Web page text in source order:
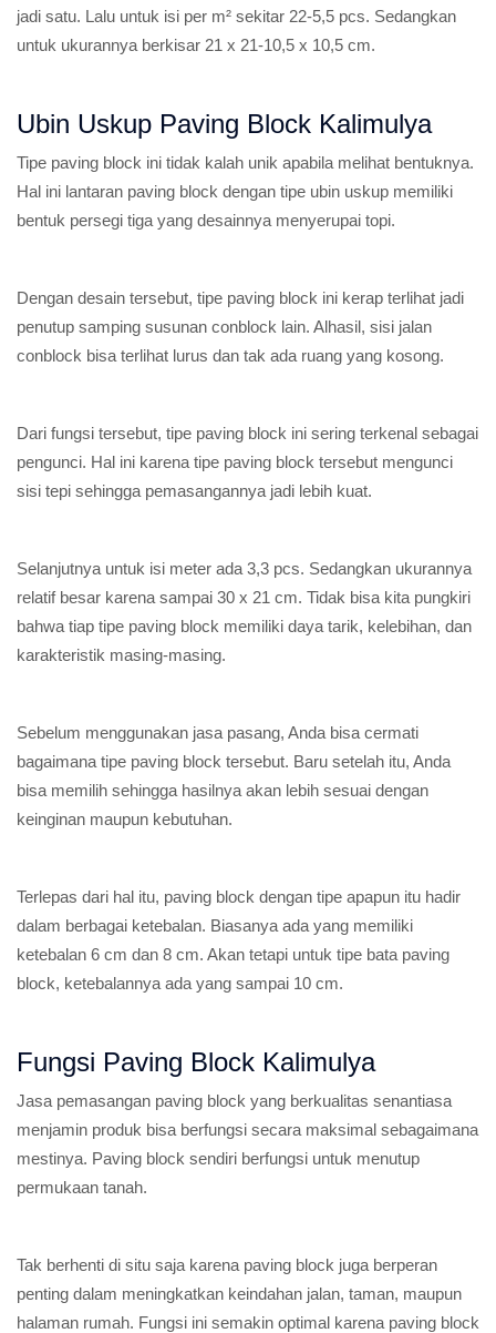
jadi satu. Lalu untuk isi per m² sekitar 22-5,5 pcs. Sedangkan
untuk ukurannya berkisar 21 x 21-10,5 x 10,5 cm.
Ubin Uskup Paving Block Kalimulya
Tipe paving block ini tidak kalah unik apabila melihat bentuknya.
Hal ini lantaran paving block dengan tipe ubin uskup memiliki
bentuk persegi tiga yang desainnya menyerupai topi.
Dengan desain tersebut, tipe paving block ini kerap terlihat jadi
penutup samping susunan conblock lain. Alhasil, sisi jalan
conblock bisa terlihat lurus dan tak ada ruang yang kosong.
Dari fungsi tersebut, tipe paving block ini sering terkenal sebagai
pengunci. Hal ini karena tipe paving block tersebut mengunci
sisi tepi sehingga pemasangannya jadi lebih kuat.
Selanjutnya untuk isi meter ada 3,3 pcs. Sedangkan ukurannya
relatif besar karena sampai 30 x 21 cm. Tidak bisa kita pungkiri
bahwa tiap tipe paving block memiliki daya tarik, kelebihan, dan
karakteristik masing-masing.
Sebelum menggunakan jasa pasang, Anda bisa cermati
bagaimana tipe paving block tersebut. Baru setelah itu, Anda
bisa memilih sehingga hasilnya akan lebih sesuai dengan
keinginan maupun kebutuhan.
Terlepas dari hal itu, paving block dengan tipe apapun itu hadir
dalam berbagai ketebalan. Biasanya ada yang memiliki
ketebalan 6 cm dan 8 cm. Akan tetapi untuk tipe bata paving
block, ketebalannya ada yang sampai 10 cm.
Fungsi Paving Block Kalimulya
Jasa pemasangan paving block yang berkualitas senantiasa
menjamin produk bisa berfungsi secara maksimal sebagaimana
mestinya. Paving block sendiri berfungsi untuk menutup
permukaan tanah.
Tak berhenti di situ saja karena paving block juga berperan
penting dalam meningkatkan keindahan jalan, taman, maupun
halaman rumah. Fungsi ini semakin optimal karena paving block